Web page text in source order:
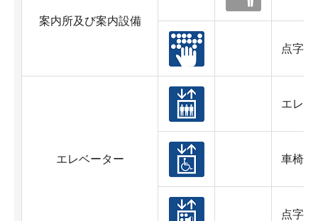
案内所及び案内設備
点字案
エレベーター
エレ
車椅子
点字